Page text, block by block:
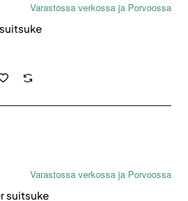
Varastossa verkossa ja Porvoossa
Varastossa verkossa ja Porvoossa
suitsuke